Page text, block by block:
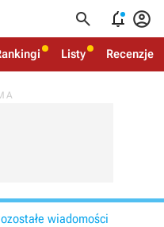
  
Listy Recenzje
wiadomości